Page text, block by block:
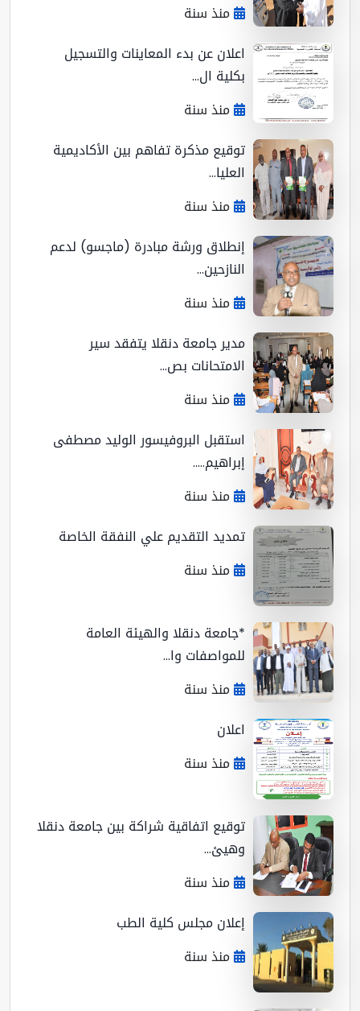
منذ سنة
اعلان عن بدء المعاينات والتسجيل
بكلية ال...
منذ سنة
توقيع مذكرة تفاهم بين الأكاديمية
العليا...
منذ سنة
إنطلاق ورشة مبادرة (ماجسو) لدعم
النازحين...
منذ سنة
مدير جامعة دنقلا يتفقد سير
الامتحانات بص...
منذ سنة
استقبل البروفيسور الوليد مصطفى
إبراهيم.....
منذ سنة
تمديد التقديم علي النفقة الخاصة
منذ سنة
*جامعة دنقلا والهيئة العامة
للمواصفات وا...
منذ سنة
اعلان
منذ سنة
توقيع اتفاقية شراكة بين جامعة دنقلا
وهيئ...
منذ سنة
إعلان مجلس كلية الطب
منذ سنة